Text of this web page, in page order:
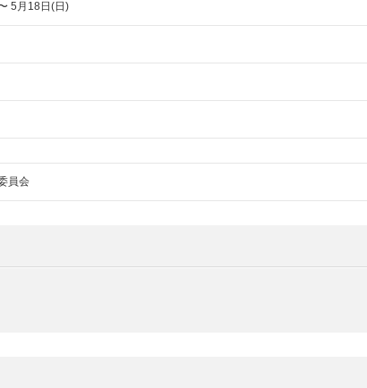
5月18日(日)
員会